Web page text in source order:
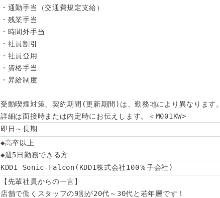
・通勤手当（交通費規定支給）
・残業手当
・時間外手当
・社員割引
・社員登用
・資格手当
・昇給制度
受動喫煙対策、契約期間(更新期間)は、勤務地により異なります。
詳細は面接時または内定時にお伝えします。＜M001KW>
即日～長期
◆高卒以上
◆週5日勤務できる方
KDDI Sonic-Falcon(KDDI株式会社100％子会社)
【先輩社員からの一言】
店舗で働くスタッフの9割が20代～30代と若年層です！